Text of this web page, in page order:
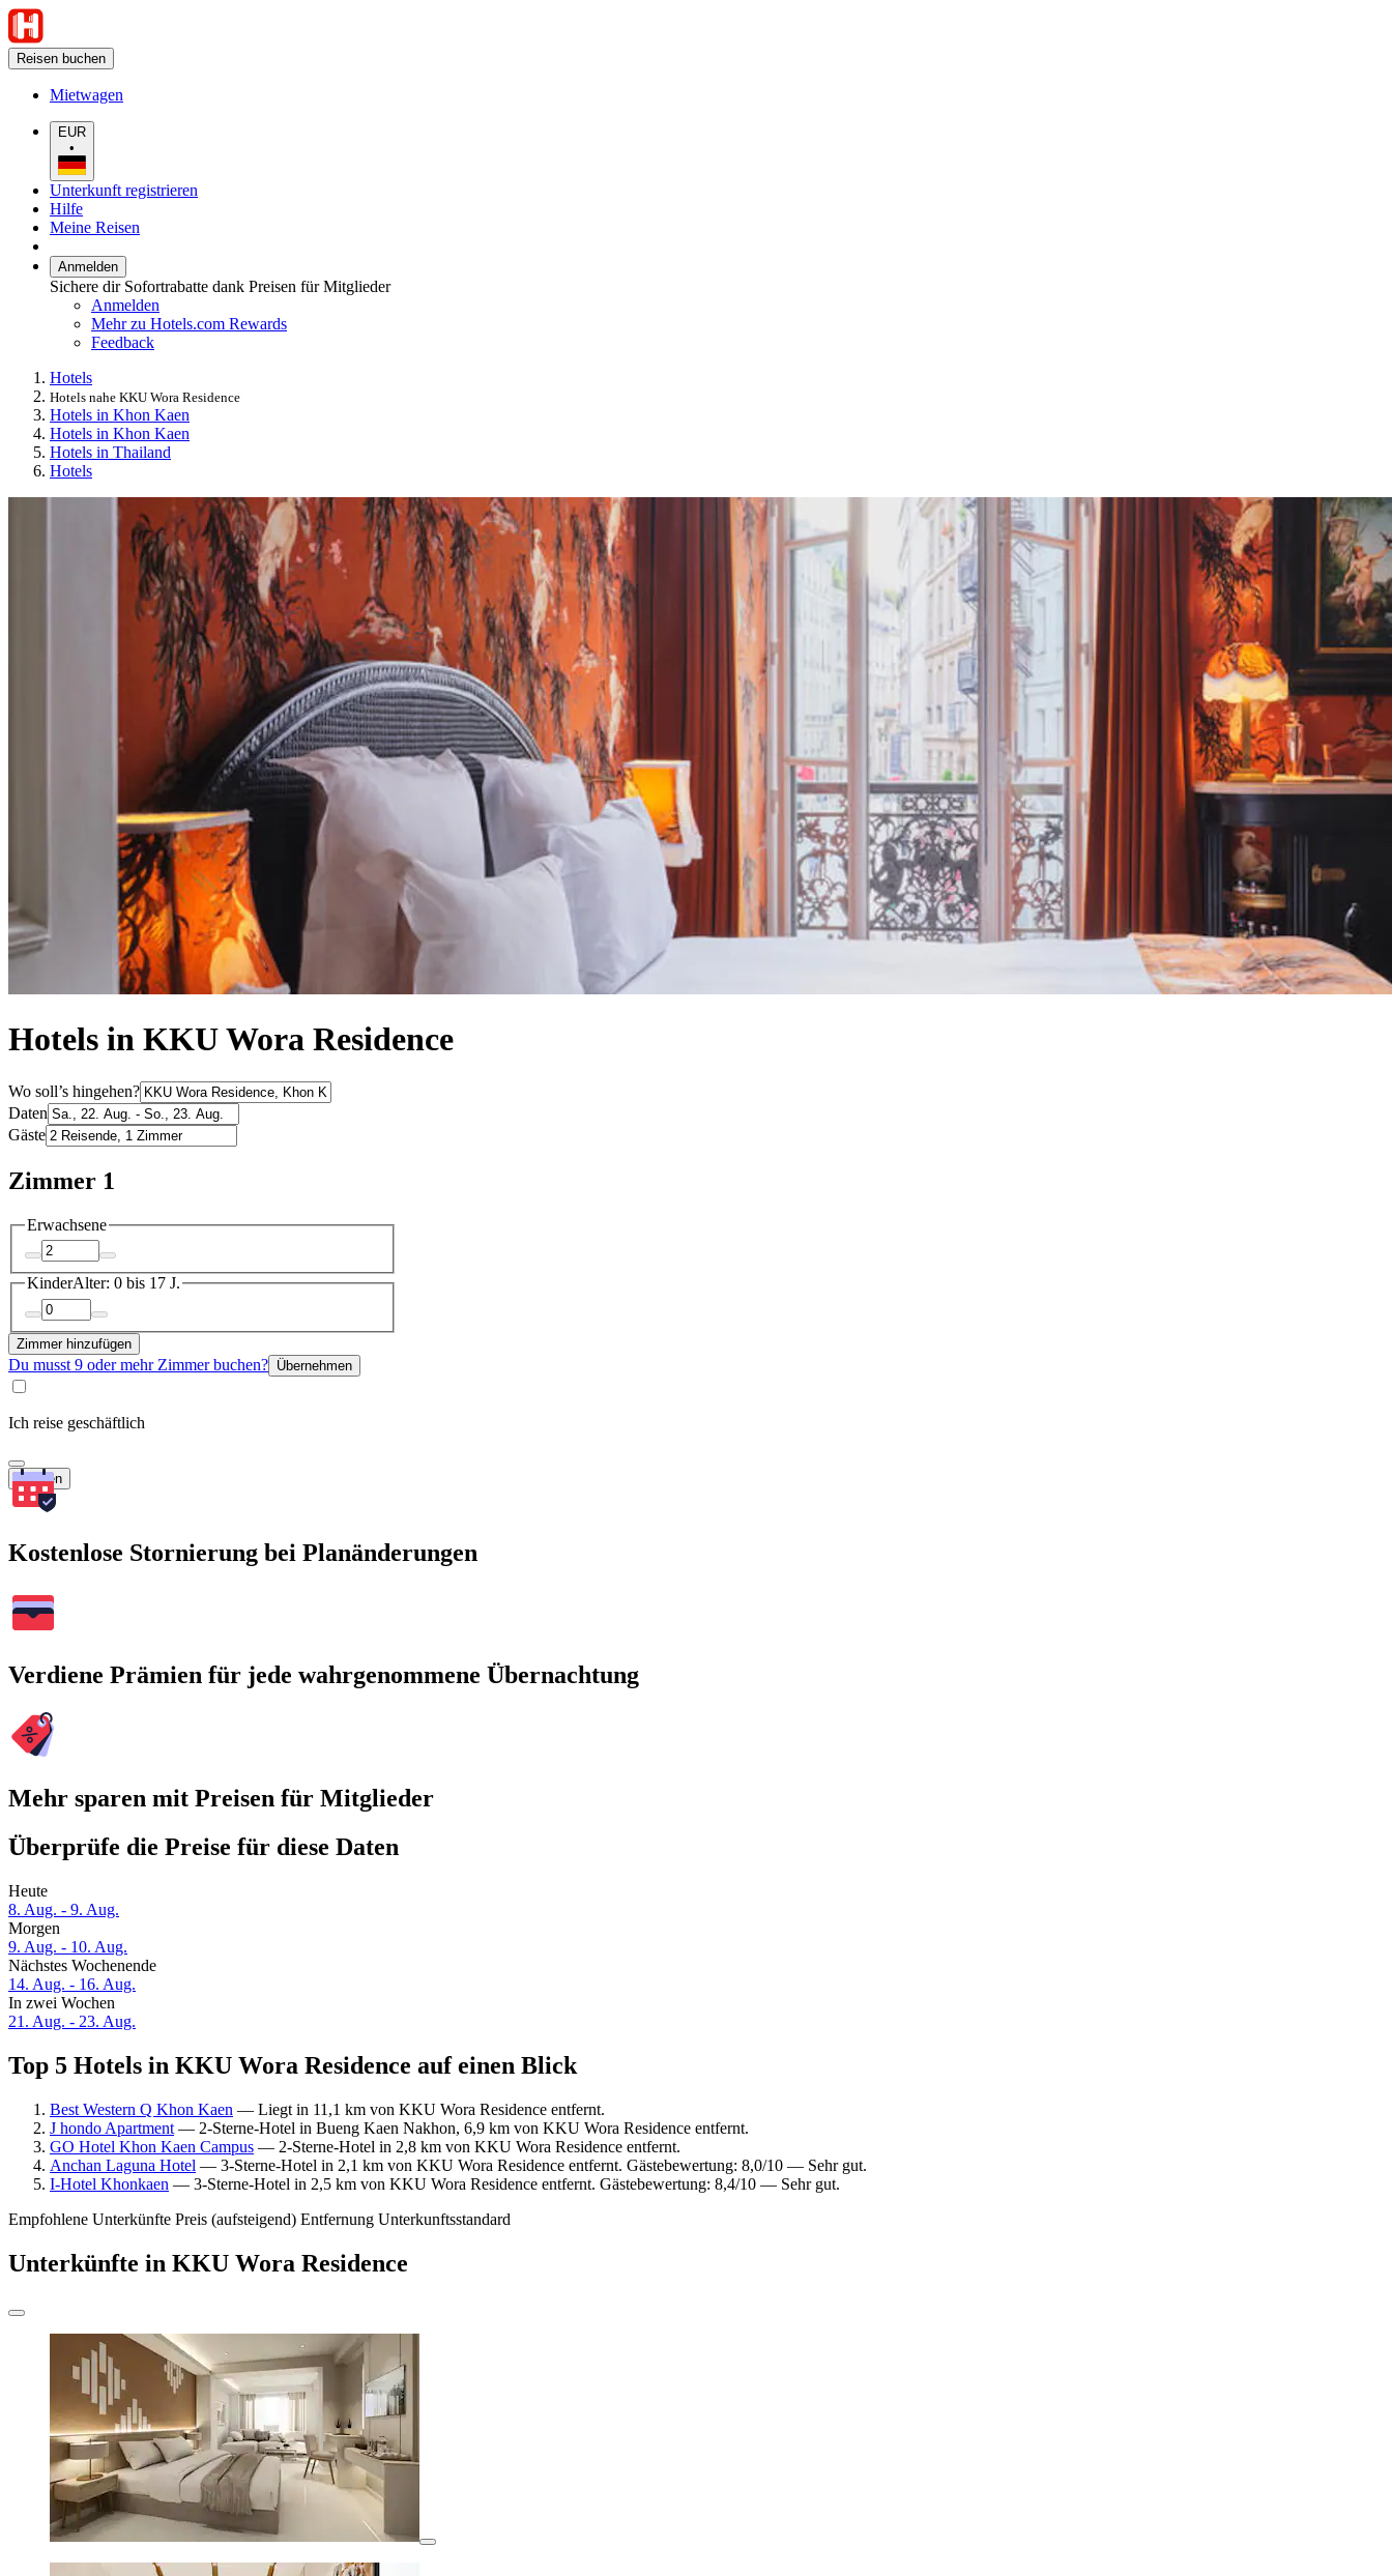
Reisen buchen
Mietwagen
EUR
•
Unterkunft registrieren
Hilfe
Meine Reisen
Anmelden
Sichere dir Sofortrabatte dank Preisen für Mitglieder
Anmelden
Mehr zu Hotels.com Rewards
Feedback
Hotels
Hotels nahe KKU Wora Residence
Hotels in Khon Kaen
Hotels in Khon Kaen
Hotels in Thailand
Hotels
Hotels in KKU Wora Residence
Wo soll’s hingehen?
Daten
Gäste
Zimmer 1
Erwachsene
KinderAlter: 0 bis 17 J.
Zimmer hinzufügen
Du musst 9 oder mehr Zimmer buchen? Übernehmen
Ich reise geschäftlich
Suchen
Kostenlose Stornierung bei Planänderungen
Verdiene Prämien für jede wahrgenommene Übernachtung
Mehr sparen mit Preisen für Mitglieder
Überprüfe die Preise für diese Daten
Heute
8. Aug. - 9. Aug.
Morgen
9. Aug. - 10. Aug.
Nächstes Wochenende
14. Aug. - 16. Aug.
In zwei Wochen
21. Aug. - 23. Aug.
Top 5 Hotels in KKU Wora Residence auf einen Blick
Best Western Q Khon Kaen — Liegt in 11,1 km von KKU Wora Residence entfernt.
J hondo Apartment — 2-Sterne-Hotel in Bueng Kaen Nakhon, 6,9 km von KKU Wora Residence entfernt.
GO Hotel Khon Kaen Campus — 2-Sterne-Hotel in 2,8 km von KKU Wora Residence entfernt.
Anchan Laguna Hotel — 3-Sterne-Hotel in 2,1 km von KKU Wora Residence entfernt. Gästebewertung: 8,0/10 — Sehr gut.
I-Hotel Khonkaen — 3-Sterne-Hotel in 2,5 km von KKU Wora Residence entfernt. Gästebewertung: 8,4/10 — Sehr gut.
Empfohlene Unterkünfte Preis (aufsteigend) Entfernung Unterkunftsstandard
Unterkünfte in KKU Wora Residence